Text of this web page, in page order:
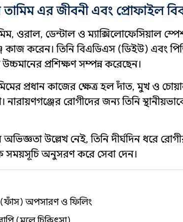
এর জীবনী এবং প্রোফাইল
ওরাল, ডেন্টাল ও ম্যাক্সিলোফেসিয়াল
কাজ করেন। তিনি বিএডিএস (ডিইউ) এবং
প্রশিক্ষণ সম্পন্ন করেছেন।
প্রধান কাজের ক্ষেত্র হল দাঁত, মুখ ও
নারায়ণগঞ্জের রোগীদের জন্য তিনি
অভিজ্ঞতা উল্লেখ নেই, তিনি দীর্ঘদিন ধরে
সময়সূচি অনুসরণ করে সেবা দেন।
(ফাঁস) অপসারণ ও ফিলিং